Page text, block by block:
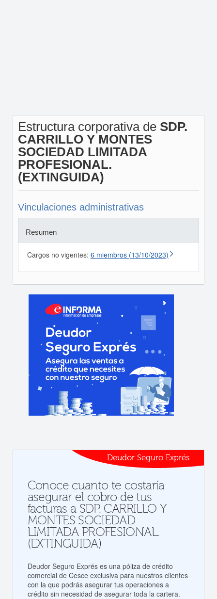
Estructura corporativa de SDP.
CARRILLO Y MONTES
SOCIEDAD LIMITADA
PROFESIONAL.
(EXTINGUIDA)
Vinculaciones administrativas
Resumen
Cargos no vigentes: 6 miembros (13/10/2023)
Deudor Seguro Exprés
Conoce cuanto te costaría
asegurar el cobro de tus
facturas a SDP. CARRILLO Y
MONTES SOCIEDAD
LIMITADA PROFESIONAL.
(EXTINGUIDA)
Deudor Seguro Exprés es una póliza de crédito
comercial de Cesce exclusiva para nuestros clientes
con la que podrás asegurar tus operaciones a
crédito sin necesidad de asegurar toda la cartera.